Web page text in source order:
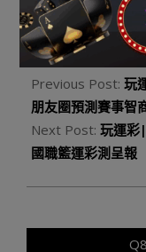
2023-
10-
01
Previous Post: 玩
朋友圈預測賽事智
Next Post: 玩運彩
國職籃運彩測呈報